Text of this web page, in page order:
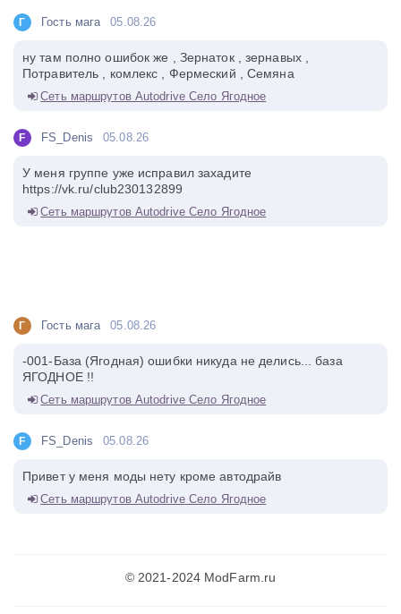
Г Гость мага 05.08.26
ну там полно ошибок же , Зернаток , зернавых ,
Потравитель , комлекс , Фермеский , Семяна
Сеть маршрутов Autodrive Село Ягодное
F FS_Denis 05.08.26
У меня группе уже исправил захадите
https://vk.ru/club230132899
Сеть маршрутов Autodrive Село Ягодное
Г Гость мага 05.08.26
-001-База (Ягодная) ошибки никуда не делись... база
ЯГОДНОЕ !!
Сеть маршрутов Autodrive Село Ягодное
F FS_Denis 05.08.26
Привет у меня моды нету кроме автодрайв
Сеть маршрутов Autodrive Село Ягодное
© 2021-2024 ModFarm.ru